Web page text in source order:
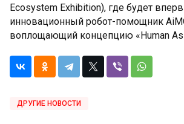
Ecosystem Exhibition), где будет
инновационный робот-помощник
воплощающий концепцию «Human
ДРУГИЕ НОВОСТИ